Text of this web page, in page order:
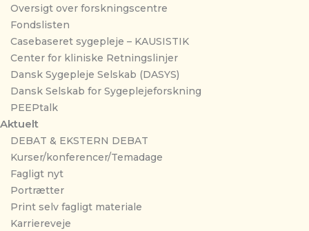
Oversigt over forskningscentre
Fondslisten
Casebaseret sygepleje – KAUSISTIK
Center for kliniske Retningslinjer
Dansk Sygepleje Selskab (DASYS)
Dansk Selskab for Sygeplejeforskning
PEEPtalk
Aktuelt
DEBAT & EKSTERN DEBAT
Kurser/konferencer/Temadage
Fagligt nyt
Portrætter
Print selv fagligt materiale
Karriereveje